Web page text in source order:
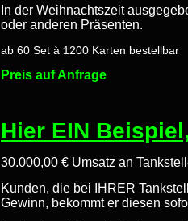
In der Weihnachtszeit
oder anderen Präsenten.
ab 60 Set à 1200 Karten bestellbar
Preis auf Anfrage
Hier EIN
30.000,00 € Umsatz an
Kunden, die bei IHRER
Gewinn, bekommt er diesen